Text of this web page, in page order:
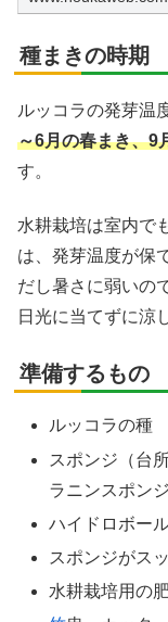
種まきの時期
ルッコラの発芽
～6月の春まき、9
す。
水耕栽培は室内で
は、発芽温度が保
だし暑さに弱いの
日光に当てずに涼
準備するもの
ルッコラの種
スポンジ（台
ラニンスポン
ハイドロボー
スポンジがス
水耕栽培用の